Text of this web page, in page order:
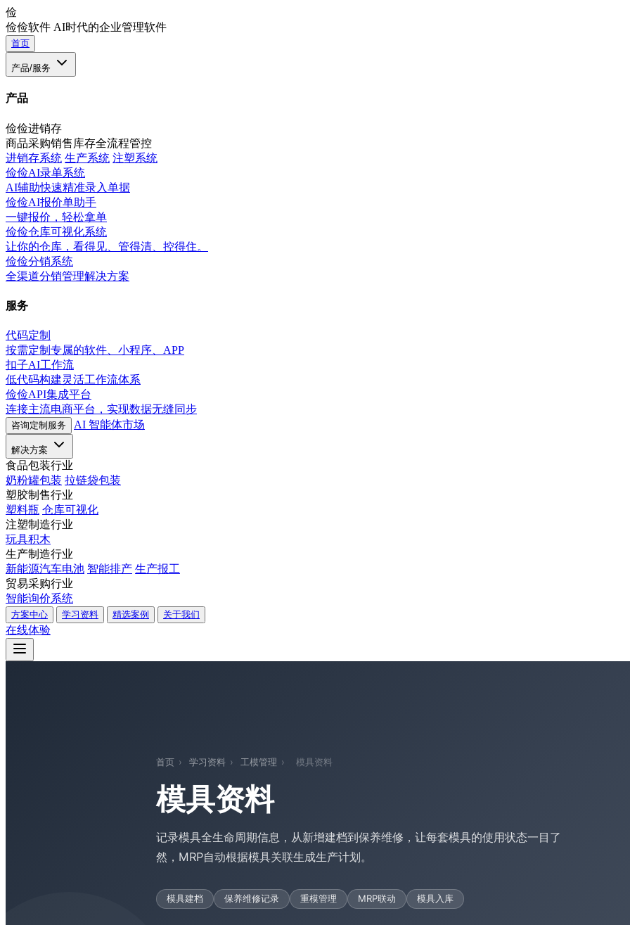
俭
俭俭软件 AI时代的企业管理软件
首页
产品/服务
产品
俭俭进销存
商品采购销售库存全流程管控
进销存系统 生产系统 注塑系统
俭俭AI录单系统
AI辅助快速精准录入单据
俭俭AI报价单助手
一键报价，轻松拿单
俭俭仓库可视化系统
让你的仓库，看得见、管得清、控得住。
俭俭分销系统
全渠道分销管理解决方案
服务
代码定制
按需定制专属的软件、小程序、APP
扣子AI工作流
低代码构建灵活工作流体系
俭俭API集成平台
连接主流电商平台，实现数据无缝同步
咨询定制服务 AI 智能体市场
解决方案
食品包装行业
奶粉罐包装 拉链袋包装
塑胶制售行业
塑料瓶 仓库可视化
注塑制造行业
玩具积木
生产制造行业
新能源汽车电池 智能排产 生产报工
贸易采购行业
智能询价系统
方案中心 学习资料 精选案例 关于我们
在线体验
首页 › 学习资料 › 工模管理 › 模具资料
模具资料
记录模具全生命周期信息，从新增建档到保养维修，让每套模具的使用状态一目了
然，MRP自动根据模具关联生成生产计划。
模具建档 保养维修记录 重模管理 MRP联动 模具入库